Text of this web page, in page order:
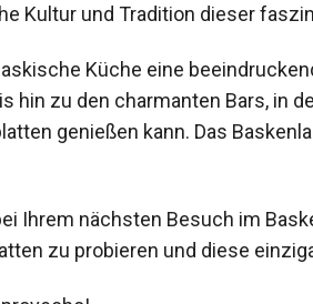
Kultur und Tradition dieser
Küche eine
hin zu den charmanten Bars, in
genießen kann. Das
Ihrem nächsten Besuch im
zu probieren und diese